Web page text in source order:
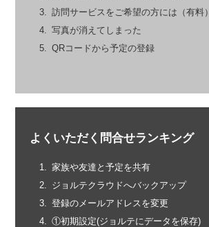
訪問サービスをご希望の方には（有料）
写真が消えてしまった
QRコードから予定の登録
よくいただく問合せランキング
家族や友達と予定を共有
ジョルテクラウドへバックアップ
登録のメールアドレスを変更
①初期設定(ジョルテにデータを保存)